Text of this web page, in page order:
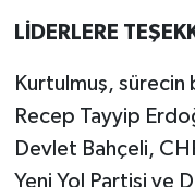
LİDERLERE
Kurtulmuş, sürecin
Recep Tayyip
Devlet Bahçeli,
Yeni Yol Partisi ve